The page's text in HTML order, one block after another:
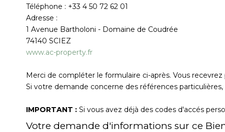
Téléphone : +33 4 50 72 62 01
Adresse :
1 Avenue Bartholoni - Domaine de Coudrée
74140 SCIEZ
www.ac-property.fr
Merci de compléter le formulaire ci-après. Vous
Si votre demande concerne des références
IMPORTANT : Si vous avez déjà des codes d'accés
Votre demande d'informations sur ce